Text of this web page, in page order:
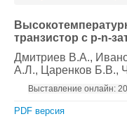
транзистор с p-n-
Дмитриев В.А.,
А.Л., Царенков Б.В.,
Выставление онлайн:
PDF версия